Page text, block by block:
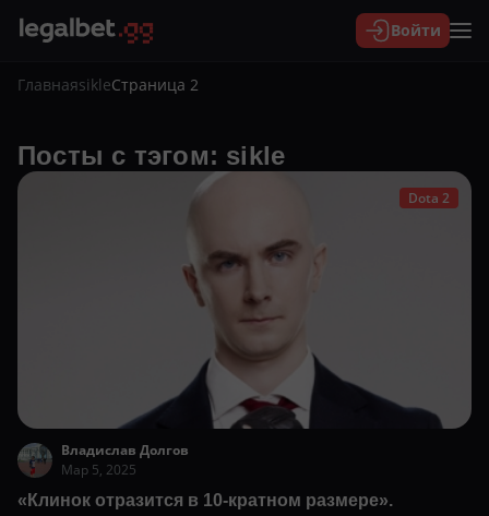
Войти
ГлавнаяsikleСтраница 2
Посты с тэгом: sikle
Dota 2
Владислав Долгов
Мар 5, 2025
«Клинок отразится в 10-кратном размере».